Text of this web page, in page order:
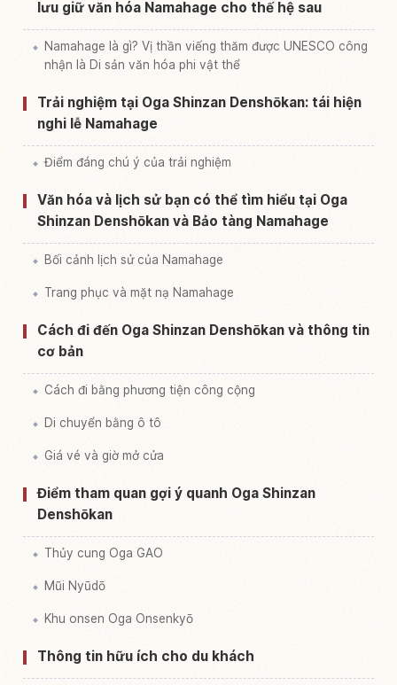
lưu giữ văn hóa Namahage cho thế hệ sau
Namahage là gì? Vị thần viếng thăm được UNESCO công
nhận là Di sản văn hóa phi vật thể
Trải nghiệm tại Oga Shinzan Denshōkan: tái hiện
nghi lễ Namahage
Điểm đáng chú ý của trải nghiệm
Văn hóa và lịch sử bạn có thể tìm hiểu tại Oga
Shinzan Denshōkan và Bảo tàng Namahage
Bối cảnh lịch sử của Namahage
Trang phục và mặt nạ Namahage
Cách đi đến Oga Shinzan Denshōkan và thông tin
cơ bản
Cách đi bằng phương tiện công cộng
Di chuyển bằng ô tô
Giá vé và giờ mở cửa
Điểm tham quan gợi ý quanh Oga Shinzan
Denshōkan
Thủy cung Oga GAO
Mũi Nyūdō
Khu onsen Oga Onsenkyō
Thông tin hữu ích cho du khách